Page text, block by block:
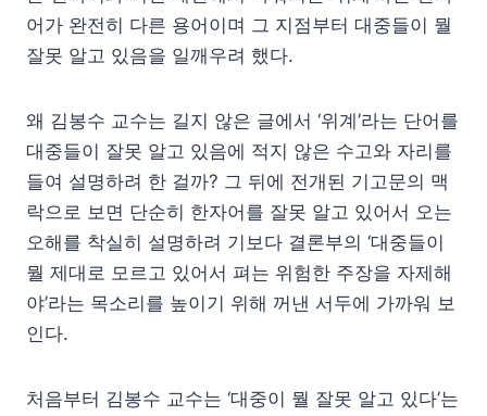
어가 완전히 다른 용어이며 그 지점부터 대중들이 뭘
잘못 알고 있음을 일깨우려 했다.
왜 김봉수 교수는 길지 않은 글에서 ‘위계’라는 단어를
대중들이 잘못 알고 있음에 적지 않은 수고와 자리를
들여 설명하려 한 걸까? 그 뒤에 전개된 기고문의 맥
락으로 보면 단순히 한자어를 잘못 알고 있어서 오는
오해를 착실히 설명하려 기보다 결론부의 ‘대중들이
뭘 제대로 모르고 있어서 펴는 위험한 주장을 자제해
야’라는 목소리를 높이기 위해 꺼낸 서두에 가까워 보
인다.
처음부터 김봉수 교수는 ‘대중이 뭘 잘못 알고 있다’는